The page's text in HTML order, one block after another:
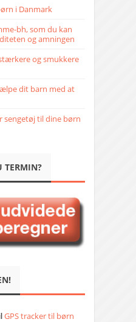
i Danmark
bh, som du kan
og amningen
og smukkere
dit barn med at
sengetøj til dine børn
TERMIN?
GPS tracker til børn